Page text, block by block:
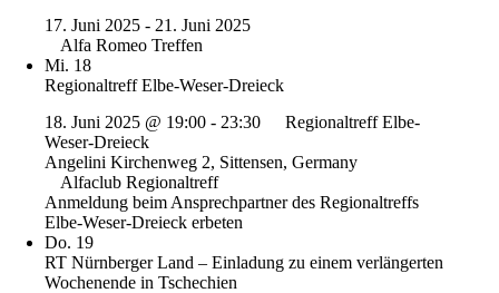
17. Juni 2025 - 21. Juni 2025
Alfa Romeo Treffen
Mi. 18
Regionaltreff Elbe-Weser-Dreieck
18. Juni 2025 @ 19:00 - 23:30
Regionaltreff Elbe-
Weser-Dreieck
Angelini Kirchenweg 2, Sittensen, Germany
Alfaclub Regionaltreff
Anmeldung beim Ansprechpartner des Regionaltreffs
Elbe-Weser-Dreieck erbeten
Do. 19
RT Nürnberger Land – Einladung zu einem verlängerten
Wochenende in Tschechien